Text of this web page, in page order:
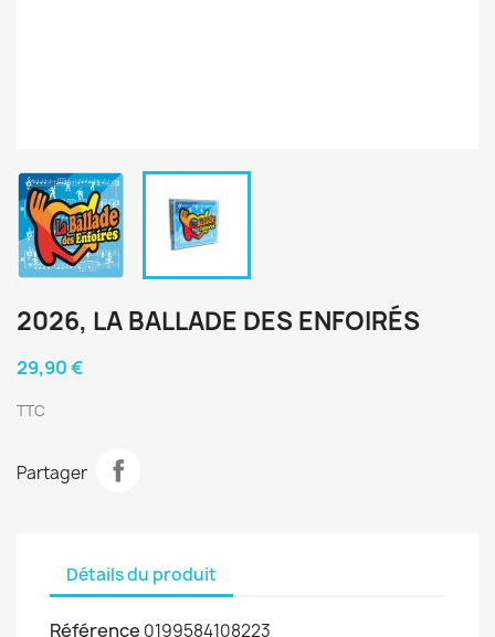
2026, LA BALLADE DES ENFOIRÉS
29,90 €
TTC
Partager
Détails du produit
Référence 0199584108223